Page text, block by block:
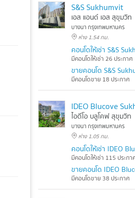
S&S Sukhumvit
เอส แอนด์ เอส สุขุมวิท
บางนา กรุงเทพมหานคร
ห่าง 1.54 กม.
คอนโดให้เช่า S&S
มีคอนโดให้เช่า 26 ประกาศ
ขายคอนโด S&S
มีคอนโดขาย 18 ประกาศ
IDEO Blucove
ไอดีโอ บลูโคฟ สุขุมวิท
บางนา กรุงเทพมหานคร
ห่าง 1.05 กม.
คอนโดให้เช่า IDEO
มีคอนโดให้เช่า 115 ประกา
ขายคอนโด IDEO
มีคอนโดขาย 38 ประกาศ